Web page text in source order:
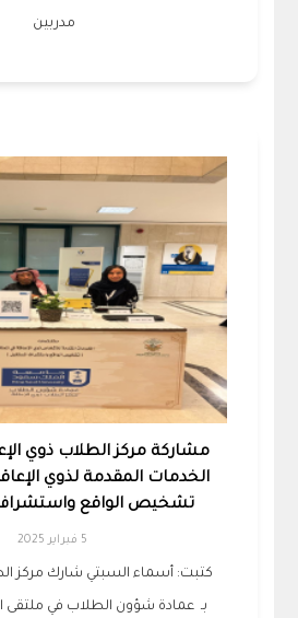
مدربين
مشاركة مركز الطلاب ذوي
الخدمات المقدمة لذوي
تشخيص الواقع
5 فبراير 2025
كتبت: أسماء السبتي شارك مركز
بـ ‫ عمادة شؤون الطلاب في ملتقى